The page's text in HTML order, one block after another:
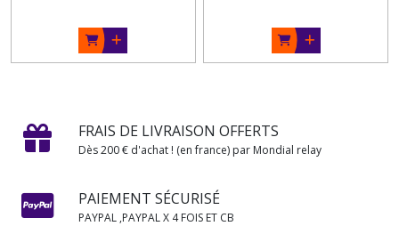
FRAIS DE LIVRAISON OFFERTS
Dès 200 € d'achat ! (en france) par Mondial relay
PAIEMENT SÉCURISÉ
PAYPAL ,PAYPAL X 4 FOIS ET CB